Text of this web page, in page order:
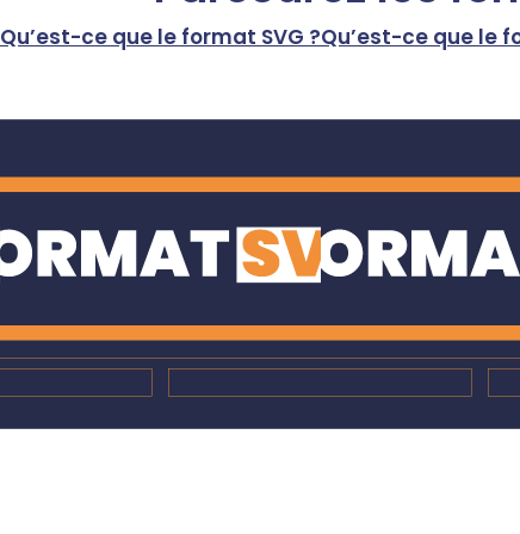
Qu’est-ce que le format SVG ?Qu’est-ce que le